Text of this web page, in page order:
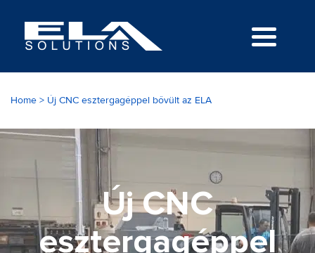
Home > Új CNC esztergagéppel bővült az ELA
Új CNC
esztergagéppel